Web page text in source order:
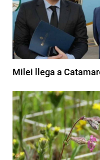
Milei llega a